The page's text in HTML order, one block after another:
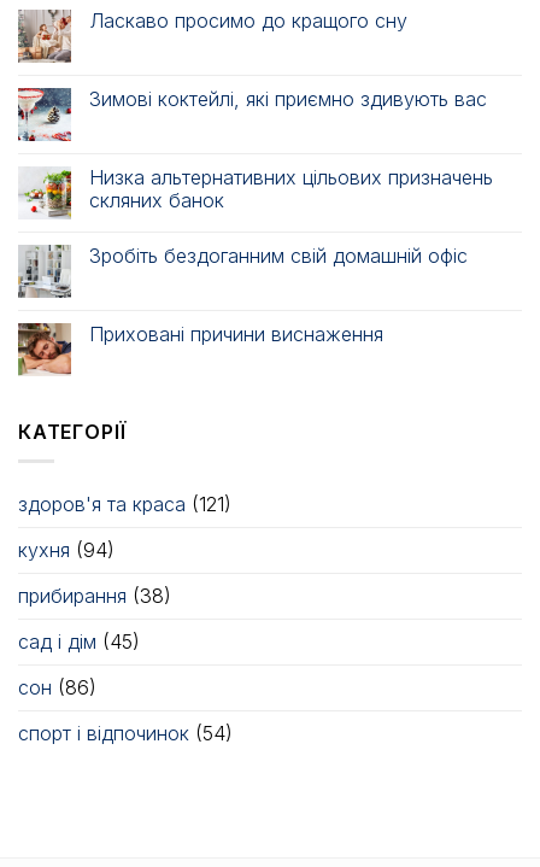
Ласкаво просимо до кращого сну
Зимові коктейлі, які приємно здивують вас
Низка альтернативних цільових призначень
скляних банок
Зробіть бездоганним свій домашній офіс
Приховані причини виснаження
КАТЕГОРІЇ
здоров'я та краса (121)
кухня (94)
прибирання (38)
сад і дім (45)
сон (86)
спорт і відпочинок (54)